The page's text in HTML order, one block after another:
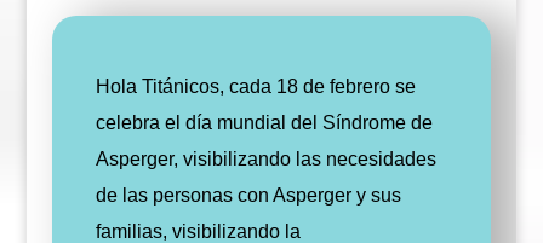
Hola Titánicos, cada 18 de febrero se
celebra el día mundial del Síndrome de
Asperger, visibilizando las necesidades
de las personas con Asperger y sus
familias, visibilizando la